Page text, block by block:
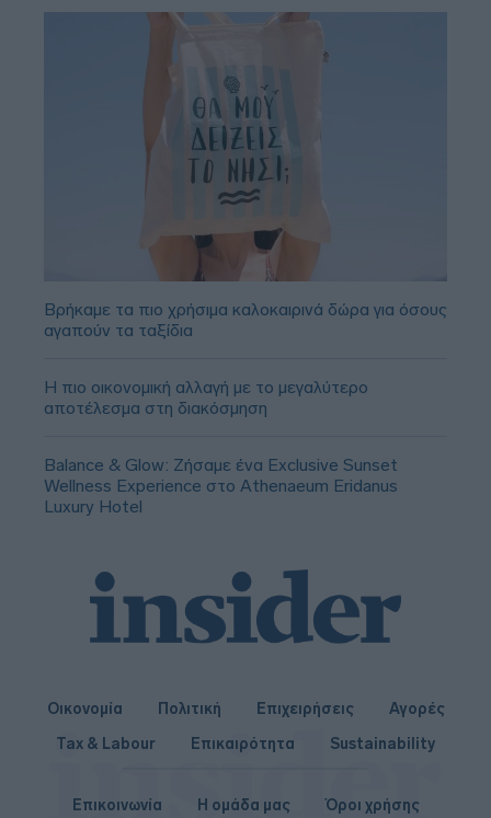
Βρήκαμε τα πιο χρήσιμα καλοκαιρινά δώρα για όσους
αγαπούν τα ταξίδια
Η πιο οικονομική αλλαγή με το μεγαλύτερο
αποτέλεσμα στη διακόσμηση
Balance & Glow: Ζήσαμε ένα Exclusive Sunset
Wellness Experience στο Athenaeum Eridanus
Luxury Hotel
Οικονομία Πολιτική Επιχειρήσεις
Αγορές
Tax & Labour
Επικαιρότητα Sustainability
Επικοινωνία Η ομάδα μας Όροι χρήσης